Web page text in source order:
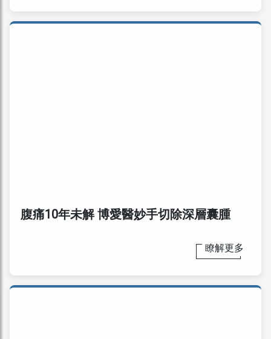
腹痛10年未解 博愛醫妙手切除深層囊腫
瞭解更多